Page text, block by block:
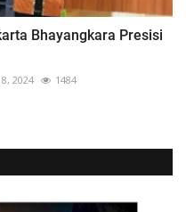
Bhayangkara Presisi
2024 1484